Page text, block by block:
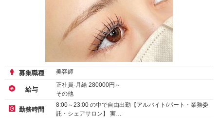
募集職種 美容師
給与
正社員-月給 280000円～
その他
アルバイト・パート-時給1600円～
勤務時間
8:00～23:00 の中で自由出勤【アルバイト/パート・業務委
託・シェアサロン】 実…